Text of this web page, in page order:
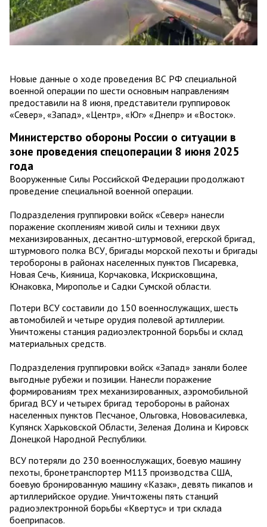
Новые данные о ходе проведения ВС РФ специальной
военной операции по шести основным направлениям
предоставили на 8 июня, представители группировок
«Север», «Запад», «Центр», «Юг» «Днепр» и «Восток».
Министерство обороны России о ситуации в
зоне проведения спецоперации 8 июня 2025
года
Вооруженные Силы Российской Федерации продолжают
проведение специальной военной операции.
Подразделения группировки войск «Север» нанесли
поражение скоплениям живой силы и техники двух
механизированных, десантно-штурмовой, егерской бригад,
штурмового полка ВСУ, бригады морской пехоты и бригады
теробороны в районах населенных пунктов Писаревка,
Новая Сечь, Кияница, Корчаковка, Искрисковщина,
Юнаковка, Мирополье и Садки Сумской области.
Потери ВСУ составили до 150 военнослужащих, шесть
автомобилей и четыре орудия полевой артиллерии.
Уничтожены станция радиоэлектронной борьбы и склад
материальных средств.
Подразделения группировки войск «Запад» заняли более
выгодные рубежи и позиции. Нанесли поражение
формированиям трех механизированных, аэромобильной
бригад ВСУ и четырех бригад теробороны в районах
населенных пунктов Песчаное, Ольговка, Нововасилевка,
Купянск Харьковской Области, Зеленая Долина и Кировск
Донецкой Народной Республики.
ВСУ потеряли до 230 военнослужащих, боевую машину
пехоты, бронетранспортер М113 производства США,
боевую бронированную машину «Казак», девять пикапов и
артиллерийское орудие. Уничтожены пять станций
радиоэлектронной борьбы «Квертус» и три склада
боеприпасов.